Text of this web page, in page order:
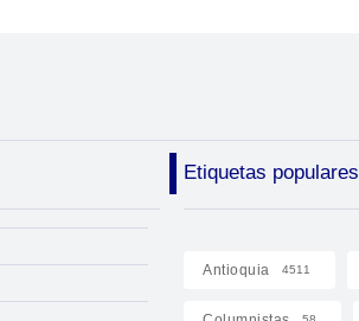
Etiquetas populares
Antioquia 4511